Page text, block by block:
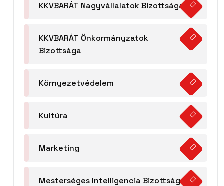
KKVBARÁT Nagyvállalatok Bizottsága
KKVBARÁT Önkormányzatok
Bizottsága
Környezetvédelem
Kultúra
Marketing
Mesterséges Intelligencia Bizottság